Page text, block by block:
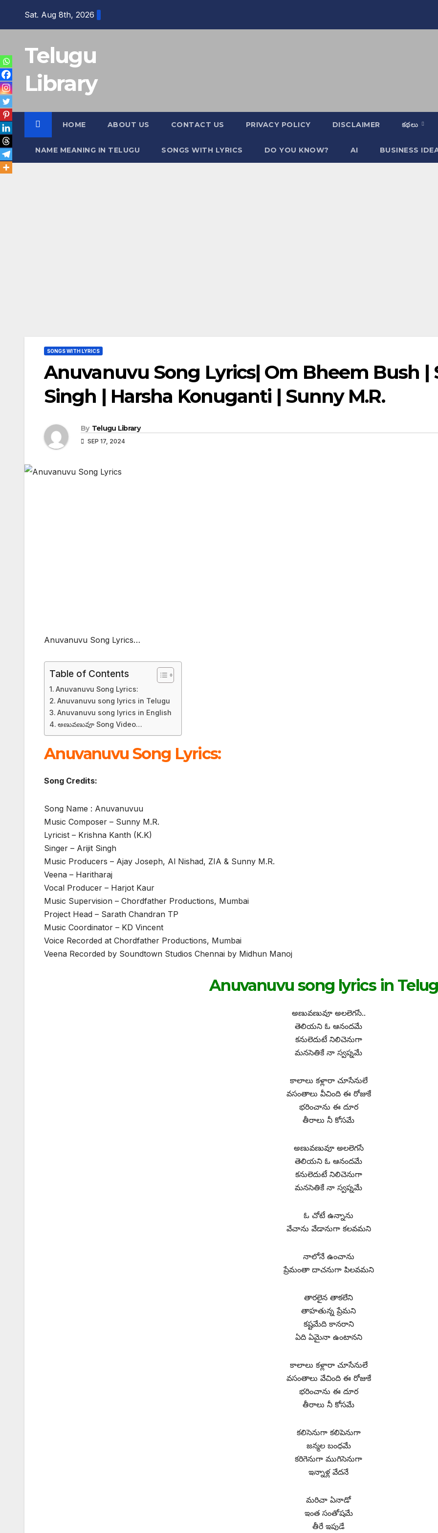
Sat. Aug 8th, 2026
Telugu
Library
HOME ABOUT US CONTACT US PRIVACY POLICY DISCLAIMER కథలు
NAME MEANING IN TELUGU SONGS WITH LYRICS DO YOU KNOW? AI BUSINESS
SONGS WITH LYRICS
Anuvanuvu Song Lyrics| Om Bheem Bush |
Singh | Harsha Konuganti | Sunny M.R.
By Telugu Library
SEP 17, 2024
Anuvanuvu Song Lyrics…
Table of Contents
Anuvanuvu Song Lyrics:
Anuvanuvu song lyrics in Telugu
Anuvanuvu song lyrics in English
అణువణువూ Song Video…
Anuvanuvu Song Lyrics:
Song Credits:
Song Name : Anuvanuvuu
Music Composer – Sunny M.R.
Lyricist – Krishna Kanth (K.K)
Singer – Arijit Singh
Music Producers – Ajay Joseph, Al Nishad, ZIA & Sunny M.R.
Veena – Haritharaj
Vocal Producer – Harjot Kaur
Music Supervision – Chordfather Productions, Mumbai
Project Head – Sarath Chandran TP
Music Coordinator – KD Vincent
Voice Recorded at Chordfather Productions, Mumbai
Veena Recorded by Soundtown Studios Chennai by Midhun Manoj
Anuvanuvu song lyrics in
అణువణువూ అలలెగసే..
తెలియని ఓ ఆనందమే
కనులెదుటే నిలిచెనుగా
మనసెతికే నా స్వప్నమే
కాలాలు కళ్లారా చూసేనులే
వసంతాలు వీచింది ఈ రోజుకే
భరించాను ఈ దూర
తీరాలు నీ కోసమే
అణువణువూ అలలెగసే
తెలియని ఓ ఆనందమే
కనులెదుటే నిలిచెనుగా
మనసెతికే నా స్వప్నమే
ఓ చోటే ఉన్నాను
వేచాను వేడానుగా కలవమని
నాలోనే ఉంచాను
ప్రేమంతా దాచనుగా పిలవమని
తారలైన తాకలేని
తాహతున్న ప్రేమని
కష్టమేది కానరాని
ఏది ఏమైనా ఉంటానని
కాలాలు కళ్లారా చూసేనులే
వసంతాలు వేచింది ఈ రోజుకే
భరించాను ఈ దూర
తీరాలు నీ కోసమే
కలిసెనుగా కలిపెనుగా
జన్మల బంధమే
కరిగెనుగా ముగిసెనుగా
ఇన్నాళ్ల వేదనే
మరిచా ఏనాడో
ఇంత సంతోషమే
తీరే ఇపుడే